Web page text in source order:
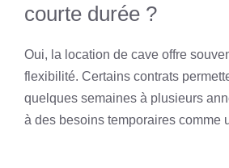
courte durée ?
Oui, la location de cave offre
flexibilité. Certains contrats
quelques semaines à plusieurs
à des besoins temporaires comme